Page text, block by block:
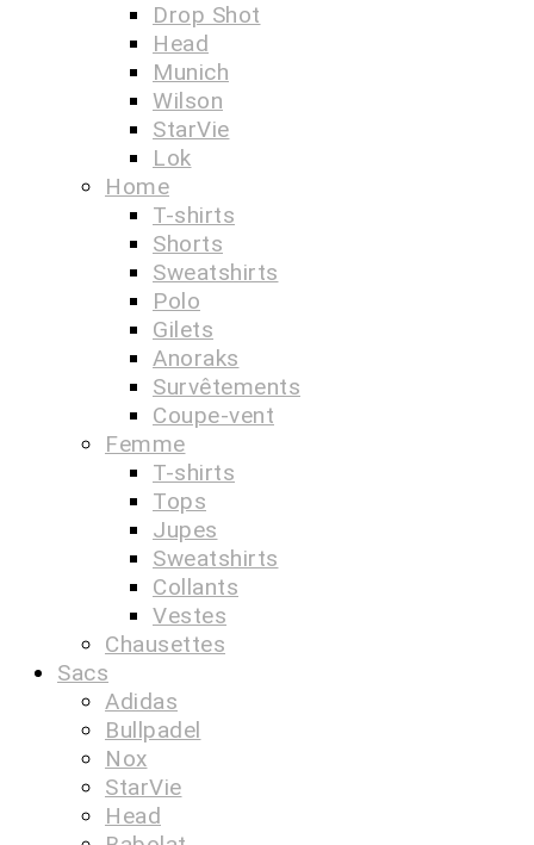
Drop Shot
Head
Munich
Wilson
StarVie
Lok
Home
T-shirts
Shorts
Sweatshirts
Polo
Gilets
Anoraks
Survêtements
Coupe-vent
Femme
T-shirts
Tops
Jupes
Sweatshirts
Collants
Vestes
Chausettes
Sacs
Adidas
Bullpadel
Nox
StarVie
Head